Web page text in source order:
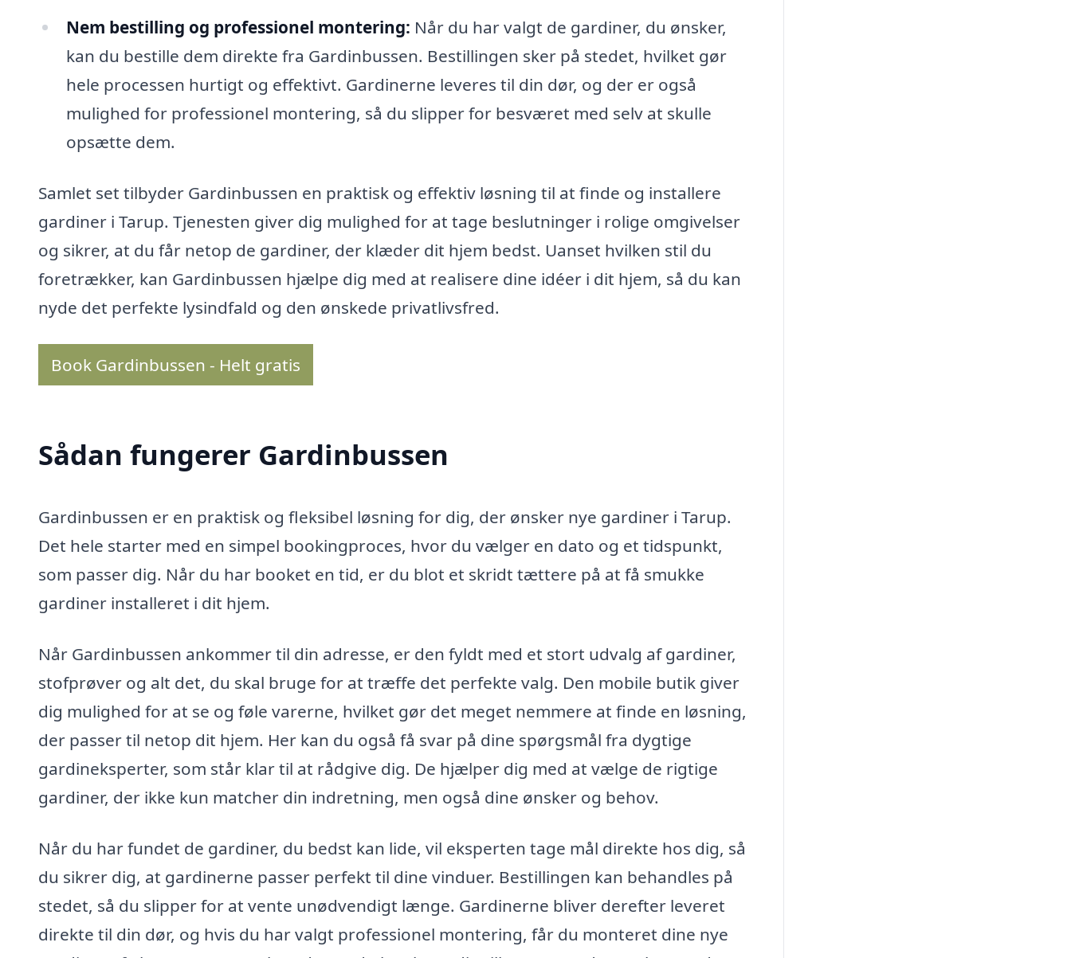
Nem bestilling og professionel montering: Når du har valgt de gardiner, du ønsker,
kan du bestille dem direkte fra Gardinbussen. Bestillingen sker på stedet, hvilket gør
hele processen hurtigt og effektivt. Gardinerne leveres til din dør, og der er også
mulighed for professionel montering, så du slipper for besværet med selv at skulle
opsætte dem.
Samlet set tilbyder Gardinbussen en praktisk og effektiv løsning til at finde og installere
gardiner i Tarup. Tjenesten giver dig mulighed for at tage beslutninger i rolige omgivelser
og sikrer, at du får netop de gardiner, der klæder dit hjem bedst. Uanset hvilken stil du
foretrækker, kan Gardinbussen hjælpe dig med at realisere dine idéer i dit hjem, så du kan
nyde det perfekte lysindfald og den ønskede privatlivsfred.
Book Gardinbussen - Helt gratis
Sådan fungerer Gardinbussen
Gardinbussen er en praktisk og fleksibel løsning for dig, der ønsker nye gardiner i Tarup.
Det hele starter med en simpel bookingproces, hvor du vælger en dato og et tidspunkt,
som passer dig. Når du har booket en tid, er du blot et skridt tættere på at få smukke
gardiner installeret i dit hjem.
Når Gardinbussen ankommer til din adresse, er den fyldt med et stort udvalg af gardiner,
stofprøver og alt det, du skal bruge for at træffe det perfekte valg. Den mobile butik giver
dig mulighed for at se og føle varerne, hvilket gør det meget nemmere at finde en løsning,
der passer til netop dit hjem. Her kan du også få svar på dine spørgsmål fra dygtige
gardineksperter, som står klar til at rådgive dig. De hjælper dig med at vælge de rigtige
gardiner, der ikke kun matcher din indretning, men også dine ønsker og behov.
Når du har fundet de gardiner, du bedst kan lide, vil eksperten tage mål direkte hos dig, så
du sikrer dig, at gardinerne passer perfekt til dine vinduer. Bestillingen kan behandles på
stedet, så du slipper for at vente unødvendigt længe. Gardinerne bliver derefter leveret
direkte til din dør, og hvis du har valgt professionel montering, får du monteret dine nye